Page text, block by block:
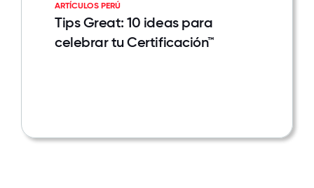
ARTÍCULOS PERÚ
Tips Great: 10 ideas para
celebrar tu Certificación™